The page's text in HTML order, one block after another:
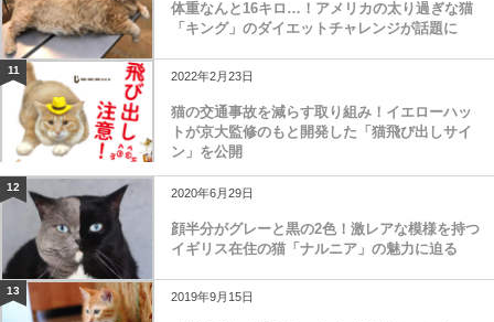
体重なんと16キロ…！アメリカの太り過ぎな猫
「キング」のダイエットチャレンジが話題に
11 2022年2月23日
猫の交通事故を減らす取り組み！イエローハッ
トが京大監修のもと開発した「猫飛び出しサイ
ン」を公開
12 2020年6月29日
顔半分がグレーと黒の2色！激レアな模様を持つ
イギリス在住の猫「ナルニア」の魅力に迫る
13 2019年9月15日